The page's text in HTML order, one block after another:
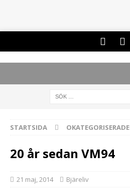
STARTSIDA OKATEGORISERADE
20 år sedan VM94
21 maj, 2014 Bjäreliv